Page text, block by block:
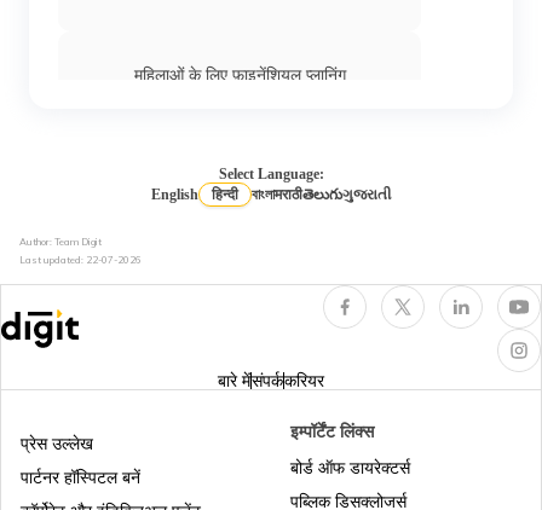
खराब क्रेडिट स्कोर क्या होता है
महिलाओं के लिए फ़ाइनेंशियल प्लानिंग
क्रेडिट स्कोर क्या है
Select Language:
English
हिन्दी বাংলাमराठीతెలుగుગુજરાતી
Author: Team Digit
Last updated: 22-07-2026
बारे मेंसंपर्ककरियर
प्रेस उल्लेख
पार्टनर हॉस्पिटल बनें
इम्पॉर्टेंट लिंक्स
बोर्ड ऑफ डायरेक्टर्स
पब्लिक डिसक्लोजर्स